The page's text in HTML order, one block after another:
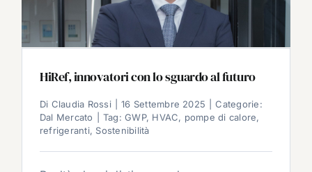
EVENTI
HiRef, innovatori con lo sguardo al futuro
Di Claudia Rossi 16 Settembre 2025
Categorie:
Dal Mercato
Tag:GWP, HVAC, pompe di calore,
refrigeranti, Sostenibilità